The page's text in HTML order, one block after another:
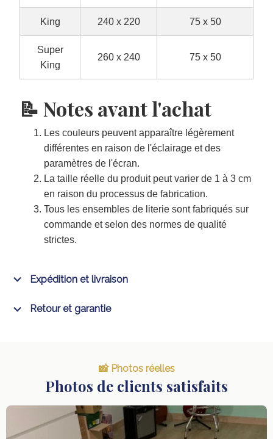
King 240 x 220 75 x 50
Super
King
260 x 240 75 x 50
📝 Notes avant l'achat
Les couleurs peuvent apparaître légèrement
différentes en raison de l'éclairage et des
paramètres de l'écran.
La taille réelle du produit peut varier de 1 à 3 cm
en raison du processus de fabrication.
Tous les ensembles de literie sont fabriqués sur
commande et selon des normes de qualité
strictes.
Expédition et livraison
Retour et garantie
📸 Photos réelles
Photos de clients satisfaits